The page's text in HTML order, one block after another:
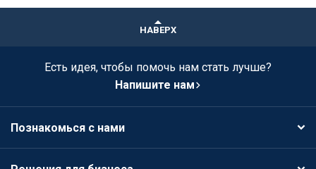
НАВЕРХ
Есть идея, чтобы помочь нам стать лучше?
Напишите нам
Познакомься с нами